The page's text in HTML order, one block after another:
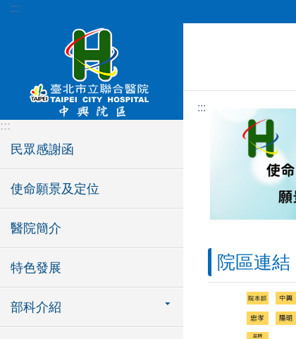
跳到主要內容區塊
:::
:::
民眾感謝函
使命願景及定位
醫院簡介
特色發展
部科介紹
:::
院區連結